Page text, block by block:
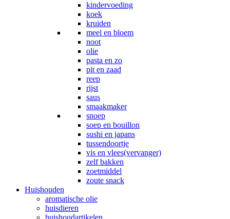
kindervoeding
koek
kruiden
meel en bloem
noot
olie
pasta en zo
pit en zaad
reep
rijst
saus
smaakmaker
snoep
soep en bouillon
sushi en japans
tussendoortje
vis en vlees(vervanger)
zelf bakken
zoetmiddel
zoute snack
Huishouden
aromatische olie
huisdieren
huishoudartikelen